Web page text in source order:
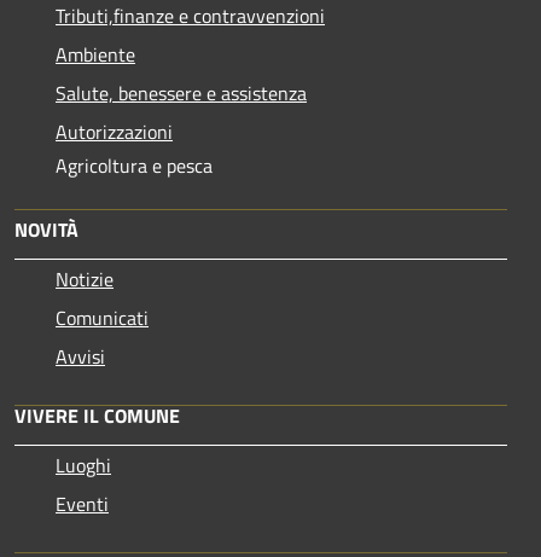
Tributi,finanze e contravvenzioni
Ambiente
Salute, benessere e assistenza
Autorizzazioni
Agricoltura e pesca
NOVITÀ
Notizie
Comunicati
Avvisi
VIVERE IL COMUNE
Luoghi
Eventi